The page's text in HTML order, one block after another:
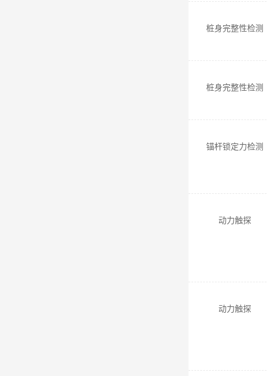
桩身完整性检测
桩身完整性检测
锚杆锁定力检测
动力触探
动力触探